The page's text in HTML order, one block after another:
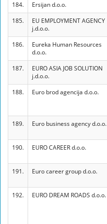
184.
Ersijan d.o.o.
185.
EU EMPLOYMENT AGENCY
j.d.o.o.
186.
Eureka Human Resources
d.o.o.
187.
EURO ASIA JOB SOLUTION
j.d.o.o.
188.
Euro brod agencija d.o.o.
189.
Euro business agency d.o.o.
190.
EURO CAREER d.o.o.
191.
Euro career group d.o.o.
192.
EURO DREAM ROADS d.o.o.